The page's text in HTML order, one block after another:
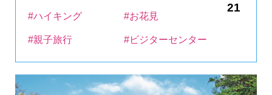
21
#ハイキング #お花見
#親子旅行 #ビジターセンター